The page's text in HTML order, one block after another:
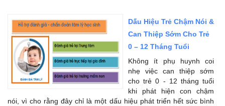
Dấu Hiệu Trẻ Chậm Nói &
Can Thiệp Sớm Cho Trẻ
0 – 12 Tháng Tuổi
Không ít phụ huynh coi
nhẹ việc can thiệp sớm
cho trẻ 0 - 12 tháng tuổi
khi phát hiện con chậm
nói, vì cho rằng đây chỉ là một dấu hiệu phát triển hết sức bình